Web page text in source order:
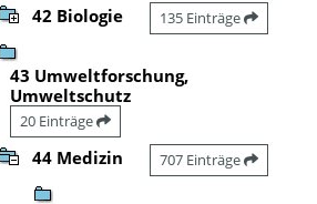
42 Biologie 135 Einträge
43 Umweltforschung,
Umweltschutz
20 Einträge
44 Medizin 707 Einträge